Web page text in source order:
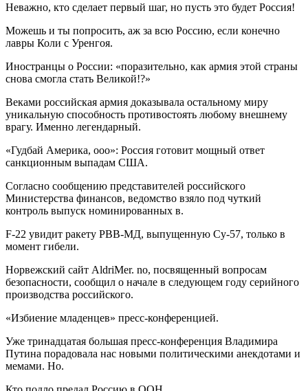
Неважно, кто сделает первый шаг, но пусть это будет Россия!
Можешь и ты попросить, аж за всю Россию, если конечно
лавры Коли с Уренгоя.
Иностранцы о России: «поразительно, как армия этой страны
снова смогла стать Великой!?»
Веками российская армия доказывала остальному миру
уникальную способность противостоять любому внешнему
врагу. Именно легендарный.
«Гудбай Америка, ооо»: Россия готовит мощный ответ
санкционным выпадам США.
Согласно сообщению представителей российского
Министерства финансов, ведомство взяло под чуткий
контроль выпуск номинированных в.
F-22 увидит ракету РВВ-МД, выпущенную Су-57, только в
момент гибели.
Норвежский сайт AldriMer. no, посвященный вопросам
безопасности, сообщил о начале в следующем году серийного
производства российского.
«Избиение младенцев» пресс-конференцией.
Уже тринадцатая большая пресс-конференция Владимира
Путина порадовала нас новыми политическими анекдотами и
мемами. Но.